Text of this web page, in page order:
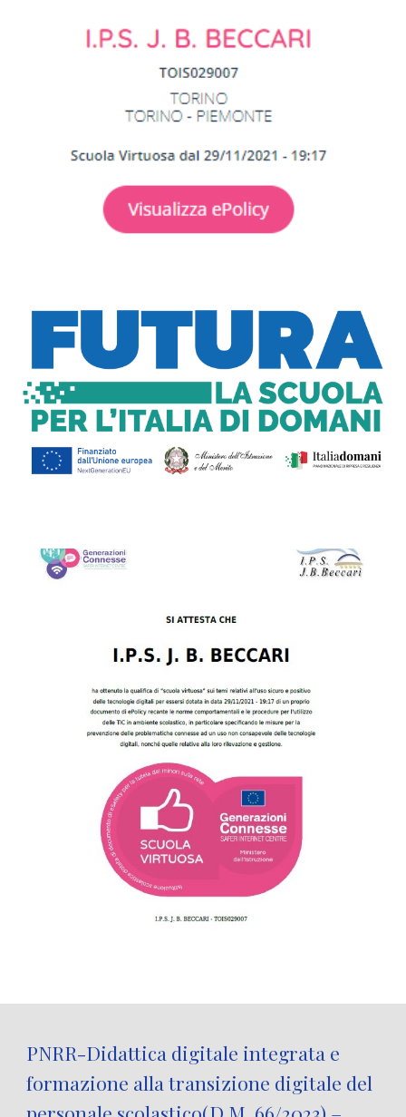
PNRR-Didattica digitale integrata e
formazione alla transizione digitale del